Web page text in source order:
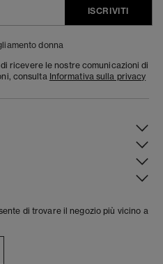
ISCRIVITI
donna
ricevere le nostre comunicazioni di
consulta Informativa sulla privacy
di trovare il negozio più vicino a